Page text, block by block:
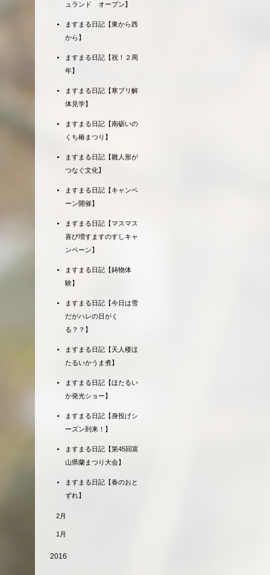
ュランド オープン】
ますまる日記【東から西
から】
ますまる日記【祝！２周
年】
ますまる日記【寒ブリ解
体見学】
ますまる日記【南砺いの
くち椿まつり】
ますまる日記【雛人形が
つなぐ文化】
ますまる日記【キャンペ
ーン開催】
ますまる日記【マスマス
喜び増すますのすしキャ
ンペーン】
ますまる日記【鋳物体
験】
ますまる日記【今日は雪
だがハレの日がく
る？？】
ますまる日記【天人楼ほ
たるいかうま煮】
ますまる日記【ほたるい
か発光ショー】
ますまる日記【身投げシ
ーズン到来！】
ますまる日記【第45回富
山県蘭まつり大会】
ますまる日記【春のおと
ずれ】
2月
1月
2016